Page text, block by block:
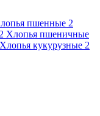
пшенные 2
2 Хлопья пшеничные
Хлопья кукурузные 2